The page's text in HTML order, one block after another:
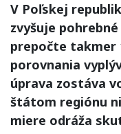
V Poľskej
zvyšuje
prepočte takmer
porovnania
úprava zostáva
štátom regiónu
miere odráža